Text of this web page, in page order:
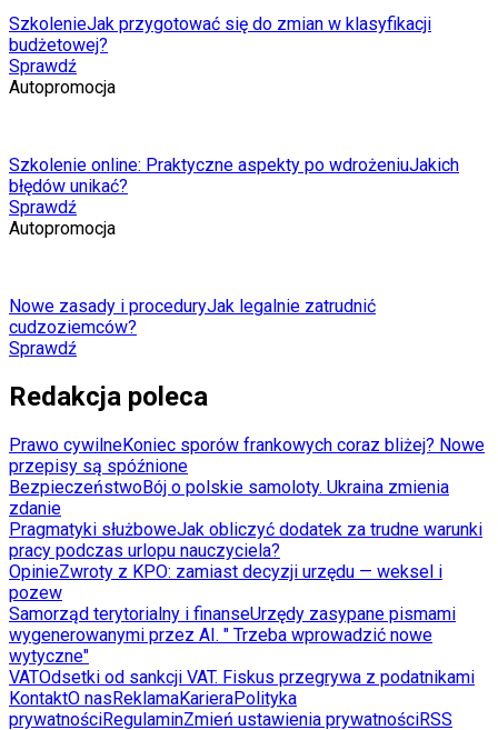
SzkolenieJak przygotować się do zmian w klasyfikacji
budżetowej?
Sprawdź
Autopromocja
Szkolenie online: Praktyczne aspekty po wdrożeniuJakich
błędów unikać?
Sprawdź
Autopromocja
Nowe zasady i proceduryJak legalnie zatrudnić
cudzoziemców?
Sprawdź
Redakcja poleca
Prawo cywilneKoniec sporów frankowych coraz bliżej? Nowe
przepisy są spóźnione
BezpieczeństwoBój o polskie samoloty. Ukraina zmienia
zdanie
Pragmatyki służboweJak obliczyć dodatek za trudne warunki
pracy podczas urlopu nauczyciela?
OpinieZwroty z KPO: zamiast decyzji urzędu — weksel i
pozew
Samorząd terytorialny i finanseUrzędy zasypane pismami
wygenerowanymi przez AI. " Trzeba wprowadzić nowe
wytyczne"
VATOdsetki od sankcji VAT. Fiskus przegrywa z podatnikami
KontaktO nasReklamaKarieraPolityka
prywatnościRegulaminZmień ustawienia prywatnościRSS